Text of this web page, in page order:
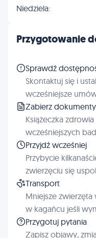
Niedziela:
Przygotowanie
Sprawdź
Skontaktuj się i
wcześniejsze
Zabierz dokumenty
Książeczka
wcześniejszych
Przyjdź wcześniej
Przybycie
zwierzęciu się
Transport
Mniejsze
w kagańcu jeśli
Przygotuj pytania
Zapisz objawy,